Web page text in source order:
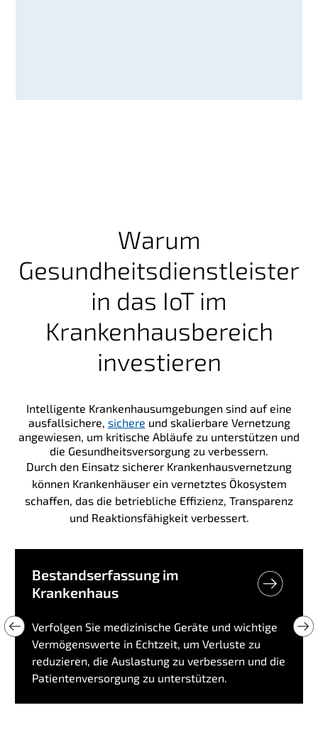
Warum
Gesundheitsdienstleister
in das IoT im
Krankenhausbereich
investieren
Intelligente Krankenhausumgebungen sind auf eine
ausfallsichere, sichere und skalierbare Vernetzung
angewiesen, um kritische Abläufe zu unterstützen und
die Gesundheitsversorgung zu verbessern.
Durch den Einsatz sicherer Krankenhausvernetzung
können Krankenhäuser ein vernetztes Ökosystem
schaffen, das die betriebliche Effizienz, Transparenz
und Reaktionsfähigkeit verbessert.
Bestandserfassung im
Krankenhaus
Verfolgen Sie medizinische Geräte und wichtige
Vermögenswerte in Echtzeit, um Verluste zu
reduzieren, die Auslastung zu verbessern und die
Patientenversorgung zu unterstützen.